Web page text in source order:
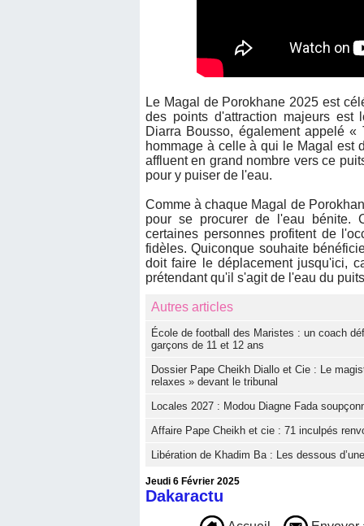
Le Magal de Porokhane 2025 est
des points d'attraction majeurs est
Diarra Bousso, également appelé
hommage à celle à qui le Magal est
affluent en grand nombre vers ce
pour y puiser de l'eau.
Comme à chaque Magal de
pour se procurer de l'eau bénite.
certaines personnes profitent de
fidèles. Quiconque souhaite
doit faire le déplacement jusqu'ici,
prétendant qu'il s'agit de l'eau du
Autres articles
École de football des Maristes : un coach
garçons de 11 et 12 ans
Dossier Pape Cheikh Diallo et Cie : Le
relaxes » devant le tribunal
Locales 2027 : Modou Diagne Fada
Affaire Pape Cheikh et cie : 71 inculpés
Libération de Khadim Ba : Les dessous
Jeudi 6 Février 2025
Dakaractu